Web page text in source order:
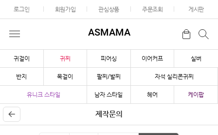
로그인 회원가입 관심상품 주문조회 게시판
ASMAMA
귀걸이 귀찌 피어싱 이어커프 실버
반지 목걸이 팔찌/발찌 자석 실리콘귀찌
유니크 스타일 남자 스타일 헤어 케이팝
제작문의